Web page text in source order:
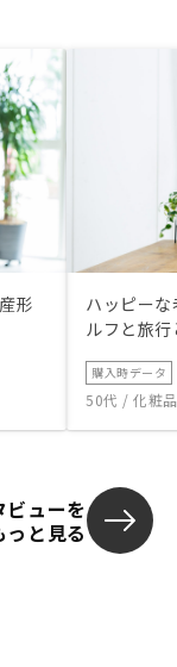
形
ハッピー
ルフと旅
購入時データ
50代 / 化粧
ビューを
っと見る